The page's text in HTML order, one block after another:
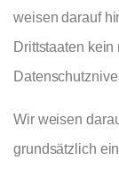
weisen darauf
Drittstaaten
Wir weisen
grundsätzlich